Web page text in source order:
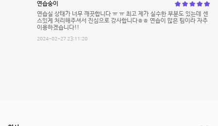
연습숭이
연습실 상태가 너무 깨끗합니다 ㅠ ㅠ 최고 제가 실수한 부분도 있는데 센
스있게 처리해주셔서 진심으로 감사합니다ㅎㅎ 연습이 많은 팀이라 자주
이용하겠습니다!!
2024-02-27 23:11:20